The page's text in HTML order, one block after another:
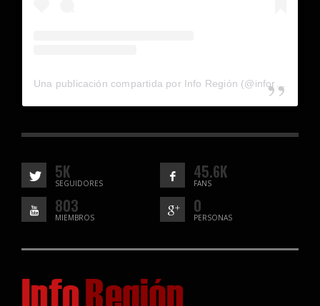
5K
SEGUIDORES
45.6K
FANS
803
MIEMBROS
0
PERSONAS